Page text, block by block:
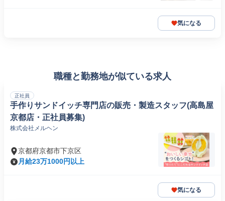
気になる
職種と勤務地が似ている求人
正社員
手作りサンドイッチ専門店の販売・製造スタッフ(高島屋
京都店・正社員募集)
株式会社メルヘン
京都府京都市下京区
月給23万1000円以上
気になる